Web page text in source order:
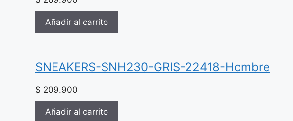
Añadir al carrito
SNEAKERS-SNH230-GRIS-22418-Hombre
$ 209.900
Añadir al carrito